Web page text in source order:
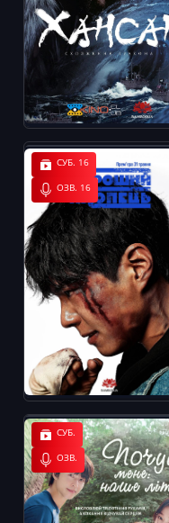
СУБ. 16
ОЗВ. 16
СУБ.
ОЗВ.